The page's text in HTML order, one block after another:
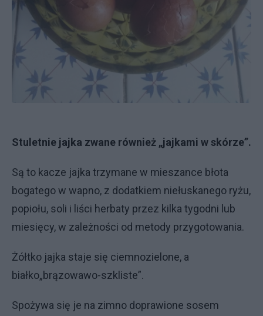
Stuletnie jajka zwane również „jajkami w skórze”.
Są to kacze jajka trzymane w mieszance błota
bogatego w wapno, z dodatkiem niełuskanego ryżu,
popiołu, soli i liści herbaty przez kilka tygodni lub
miesięcy, w zależności od metody przygotowania.
Żółtko jajka staje się ciemnozielone, a
białko„brązowawo-szkliste”.
Spożywa się je na zimno doprawione sosem